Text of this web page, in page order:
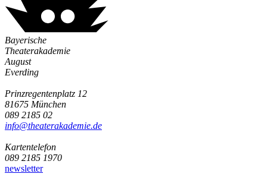
Bayerische
Theaterakademie
August
Everding
Prinzregentenplatz 12
81675 München
089 2185 02
info@­theaterakademie.de
Kartentelefon
089 2185 1970
newsletter